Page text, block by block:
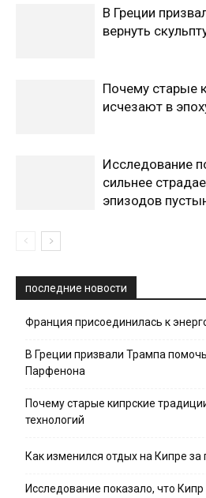
В Греции
вернуть
Почему старые
исчезают в
Исследование
сильнее
эпизодов
последние новости
Франция присоединилась к
В Греции призвали Трампа
Парфенона
Почему старые кипрские
технологий
Как изменился отдых на Кипре за
Исследование показало, что